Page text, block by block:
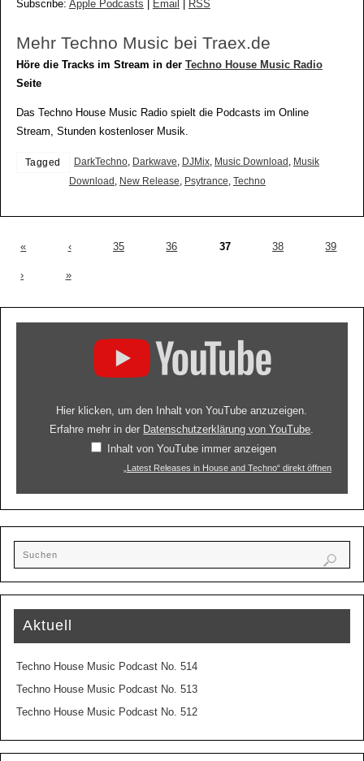
Subscribe: Apple Podcasts Email RSS
Mehr Techno Music bei Traex.de
Höre die Tracks im Stream in der Techno House Music Radio
Seite
Das Techno House Music Radio spielt die Podcasts im Online
Stream, Stunden kostenloser Musik.
Tagged DarkTechno, Darkwave DJMix, Music Download Musik
Download New Release Psytrance Techno
« ‹ 35 36 37 38 39
› »
Hier klicken, um den Inhalt von YouTube anzuzeigen.
Erfahre mehr in der Datenschutzerklärung von YouTube.
Inhalt von YouTube immer anzeigen
„Latest Releases in House and Techno“ direkt öffnen
Aktuell
Techno House Music Podcast No. 514
Techno House Music Podcast No. 513
Techno House Music Podcast No. 512